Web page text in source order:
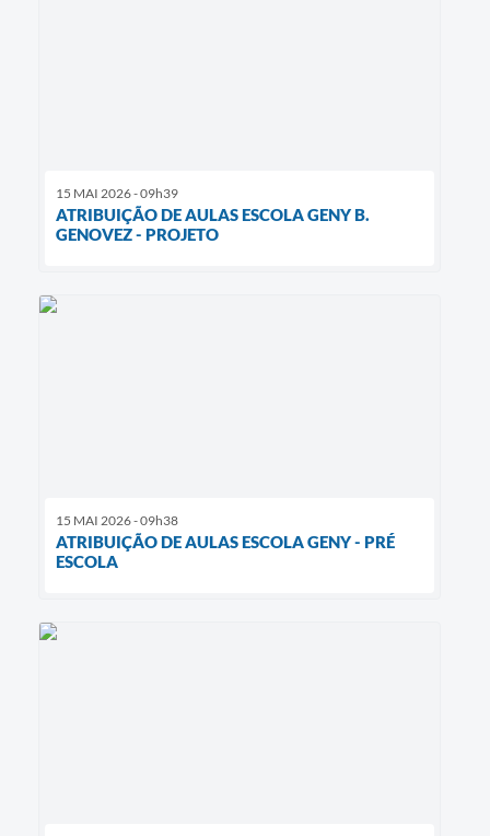
15 MAI 2026 - 09h39
ATRIBUIÇÃO DE AULAS ESCOLA GENY B.
GENOVEZ - PROJETO
15 MAI 2026 - 09h38
ATRIBUIÇÃO DE AULAS ESCOLA GENY - PRÉ
ESCOLA